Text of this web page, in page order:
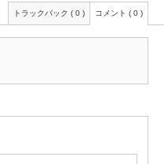
トラックバック ( 0 ) コメント ( 0 )